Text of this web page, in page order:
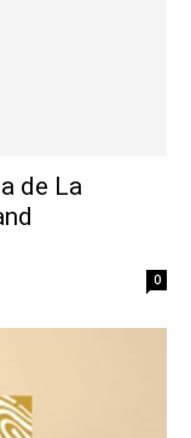
de La
0